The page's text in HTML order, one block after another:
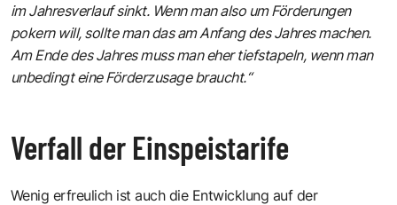
im Jahresverlauf sinkt. Wenn man also um Förderungen
pokern will, sollte man das am Anfang des Jahres machen.
Am Ende des Jahres muss man eher tiefstapeln, wenn man
unbedingt eine Förderzusage braucht.“
Verfall der Einspeistarife
Wenig erfreulich ist auch die Entwicklung auf der